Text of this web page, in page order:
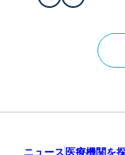
ニュース医療機関を